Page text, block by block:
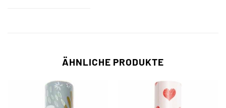
ÄHNLICHE PRODUKTE